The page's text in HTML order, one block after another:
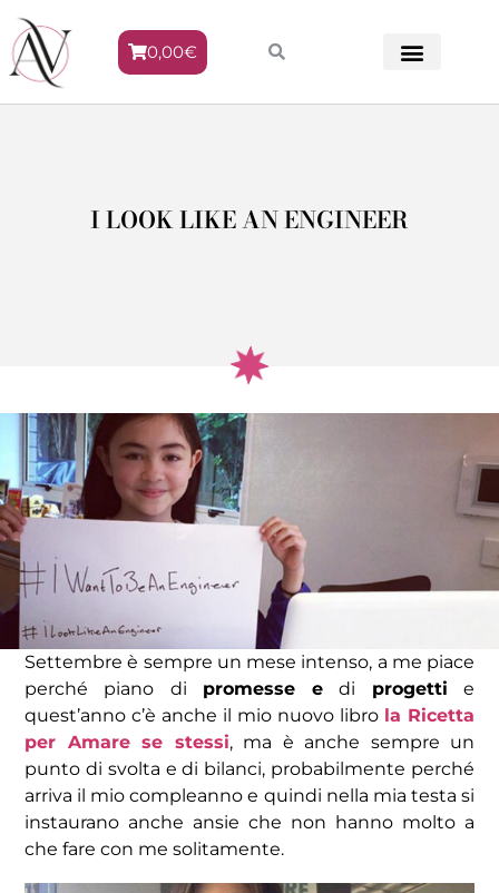
0,00€
I LOOK LIKE AN ENGINEER
Settembre è sempre un mese intenso, a me piace
perché piano di promesse e di progetti e
quest’anno c’è anche il mio nuovo libro la Ricetta
per Amare se stessi, ma è anche sempre un
punto di svolta e di bilanci, probabilmente perché
arriva il mio compleanno e quindi nella mia testa si
instaurano anche ansie che non hanno molto a
che fare con me solitamente.